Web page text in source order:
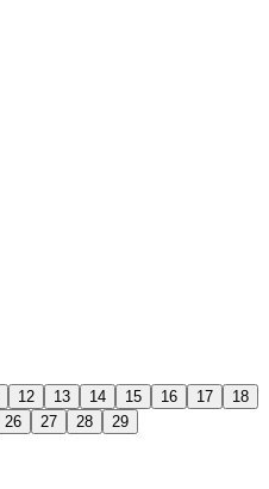
12 13 14 15 16 17
18
26 27 28 29